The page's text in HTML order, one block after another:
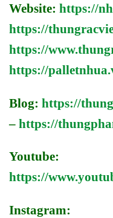
Website: https://
https://
https://
https://
Blog: https://
– https://
Youtube:
https://
Instagram: